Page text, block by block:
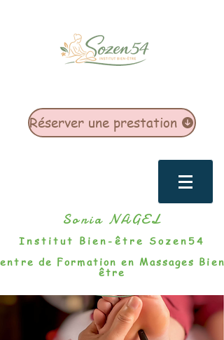
Réserver une prestation
Sonia NAGEL
Institut Bien-être Sozen54
de Formation en Massages Bien-
être